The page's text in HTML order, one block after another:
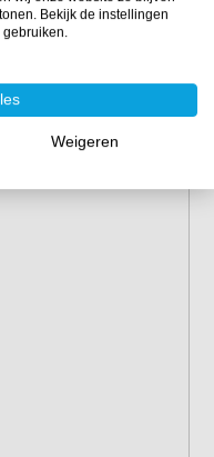
Bekijk de instellingen
gebruiken.
Weigeren